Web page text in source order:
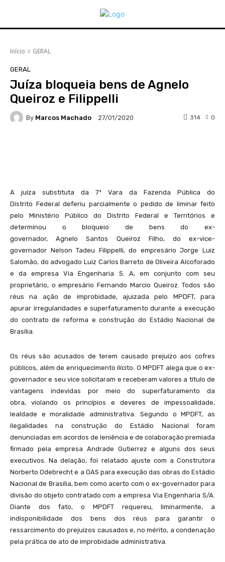
Início GERAL
GERAL
Juíza bloqueia bens de Agnelo
Queiroz e Filippelli
By Marcos Machado 27/01/2020 0
314
A juíza substituta da 7ª Vara da Fazenda Pública do
Distrito Federal deferiu parcialmente o pedido de liminar feito
pelo Ministério Público do Distrito Federal e Territórios e
determinou o bloqueio de bens do ex-
governador, Agnelo Santos Queiroz Filho, do ex-vice-
governador Nelson Tadeu Filippelli, do empresário Jorge Luiz
Salomão, do advogado Luiz Carlos Barreto de Oliveira Alcoforado
e da empresa Via Engenharia S. A, em conjunto com seu
proprietário, o empresário Fernando Marcio Queiroz. Todos são
réus na ação de improbidade, ajuizada pelo MPDFT, para
apurar irregularidades e superfaturamento durante a execução
do contrato de reforma e construção do Estádio Nacional de
Brasília.
Os réus são acusados de terem causado prejuízo aos cofres
públicos, além de enriquecimento ilícito. O MPDFT alega que o ex-
governador e seu vice solicitaram e receberam valores a título de
vantagens indevidas por meio do superfaturamento da
obra, violando os princípios e deveres de impessoalidade,
lealdade e moralidade administrativa. Segundo o MPDFT, as
ilegalidades na construção do Estádio Nacional foram
denunciadas em acordos de leniência e de colaboração premiada
firmado pela empresa Andrade Gutierrez e alguns dos seus
executivos. Na delação, foi relatado ajuste com a Construtora
Norberto Odebrecht e a OAS para execução das obras do Estádio
Nacional de Brasília, bem como acerto com o ex-governador para
divisão do objeto contratado com a empresa Via Engenharia S/A.
Diante dos fato, o MPDFT requereu, liminarmente, a
indisponibilidade dos bens dos réus para garantir o
ressarcimento do prejuízos causados e, no mérito, a condenação
pela prática de ato de improbidade administrativa.